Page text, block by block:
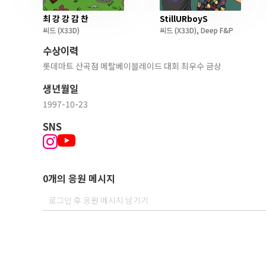
최 강 강 감 찬
씨드 (X33D)
StillURboyS
씨드 (X33D), Deep F&P
수상이력
롯데마트 산곡점 메탈베이블레이드 대회 최우수 금상
생년월일
1997-10-23
SNS
0개의 응원 메시지